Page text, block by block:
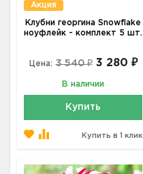
Акция
Клубни георгина Snowflake
ноуфлейк - комплект 5 шт.
Цена: 3 540 ₽ 3 280 ₽
В наличии
Купить
Купить в 1 клик